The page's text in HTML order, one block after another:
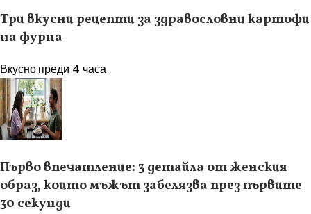
Три вкусни рецепти за здравословни картофи
на фурна
Вкуснопреди 4 часа
Първо впечатление: 3 детайла от женския
образ, които мъжът забелязва през първите
30 секунди